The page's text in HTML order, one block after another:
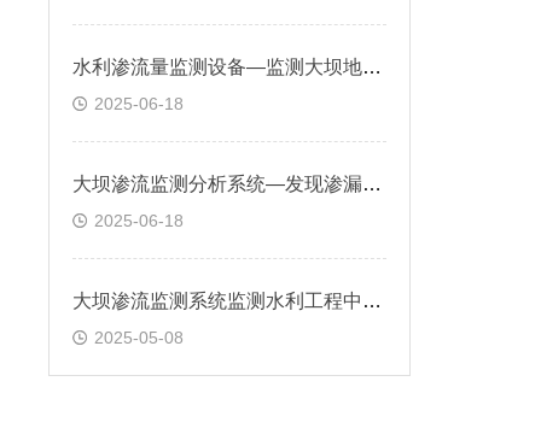
水利渗流量监测设备—监测大坝地下水水头变化，评估渗流对坝体稳定性的影响
2025-06-18
大坝渗流监测分析系统—发现渗漏通道、判断渗流稳定性，水库安全提供依据
2025-06-18
大坝渗流监测系统监测水利工程中渗流情况，包括渗流量、渗流速度、渗流方向
2025-05-08